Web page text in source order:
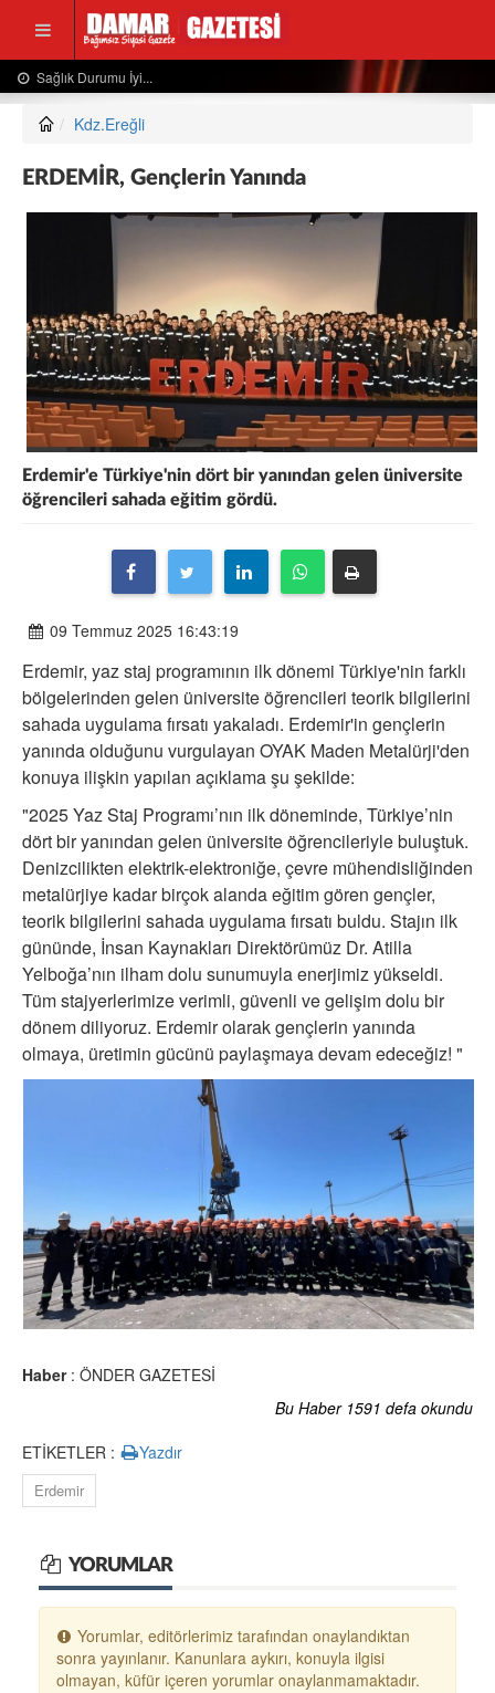
Usta Gazeteciden Sevindiren Haber....
Kdz.Ereğli
ERDEMİR, Gençlerin Yanında
Erdemir'e Türkiye'nin dört bir yanından gelen üniversite
öğrencileri sahada eğitim gördü.
09 Temmuz 2025 16:43:19
Erdemir, yaz staj programının ilk dönemi Türkiye'nin farklı
bölgelerinden gelen üniversite öğrencileri teorik bilgilerini
sahada uygulama fırsatı yakaladı. Erdemir'in gençlerin
yanında olduğunu vurgulayan OYAK Maden Metalürji'den
konuya ilişkin yapılan açıklama şu şekilde:
"2025 Yaz Staj Programı’nın ilk döneminde, Türkiye’nin
dört bir yanından gelen üniversite öğrencileriyle buluştuk.
Denizcilikten elektrik-elektroniğe, çevre mühendisliğinden
metalürjiye kadar birçok alanda eğitim gören gençler,
teorik bilgilerini sahada uygulama fırsatı buldu. Stajın ilk
gününde, İnsan Kaynakları Direktörümüz Dr. Atilla
Yelboğa’nın ilham dolu sunumuyla enerjimiz yükseldi.
Tüm stajyerlerimize verimli, güvenli ve gelişim dolu bir
dönem diliyoruz. Erdemir olarak gençlerin yanında
olmaya, üretimin gücünü paylaşmaya devam edeceğiz! "
Haber: ÖNDER GAZETESİ
Bu Haber 1591 defa okundu
ETİKETLER :
Yazdır
Erdemir
YORUMLAR
Yorumlar, editörlerimiz tarafından onaylandıktan
sonra yayınlanır. Kanunlara aykırı, konuyla ilgisi
olmayan, küfür içeren yorumlar onaylanmamaktadır.